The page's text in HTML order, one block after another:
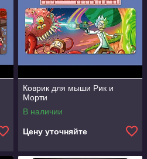
Коврик для мыши Рик и
Морти
В наличии
Цену уточняйте